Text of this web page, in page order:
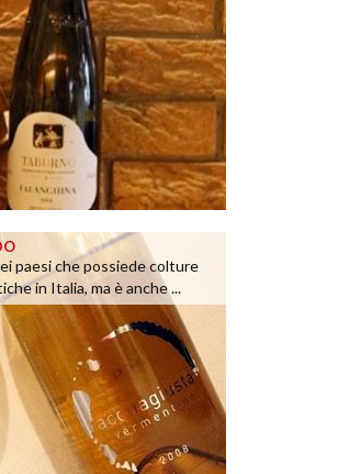
paesi che possiede colture
in Italia, ma è anche ...